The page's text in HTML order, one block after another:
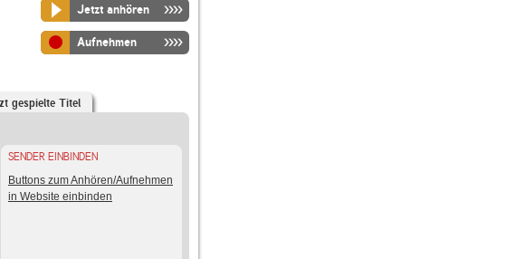
Jetzt anhören
Aufnehmen
gespielte Titel
SENDER EINBINDEN
Buttons zum Anhören/Aufnehmen
in Website einbinden